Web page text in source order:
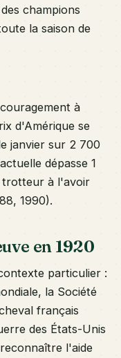
champions
la saison de
à
d'Amérique se
janvier sur 2 700
dépasse 1
trotteur à l'avoir
1990).
en 1920
particulier :
la Société
français
des États-Unis
l'aide